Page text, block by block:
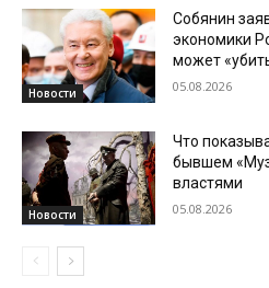
Новости
Собянин
экономики
может
05.08.2026
Новости
Что
бывшем
властями
05.08.2026